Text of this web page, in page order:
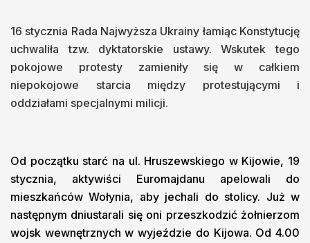
16 stycznia Rada Najwyższa Ukrainy łamiąc Konstytucję
uchwaliła tzw. dyktatorskie ustawy. Wskutek tego
pokojowe protesty zamieniły się w całkiem
niepokojowe starcia między protestującymi i
oddziałami specjalnymi milicji.
Od początku starć na ul. Hruszewskiego w Kijowie, 19
stycznia, aktywiści Euromajdanu apelowali do
mieszkańców Wołynia, aby jechali do stolicy. Już w
następnym dniustarali się oni przeszkodzić żołnierzom
wojsk wewnętrznych w wyjeździe do Kijowa. Od 4.00